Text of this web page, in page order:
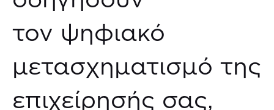
τον ψηφιακό
μετασχηματισμό της
επιχείρησής σας,